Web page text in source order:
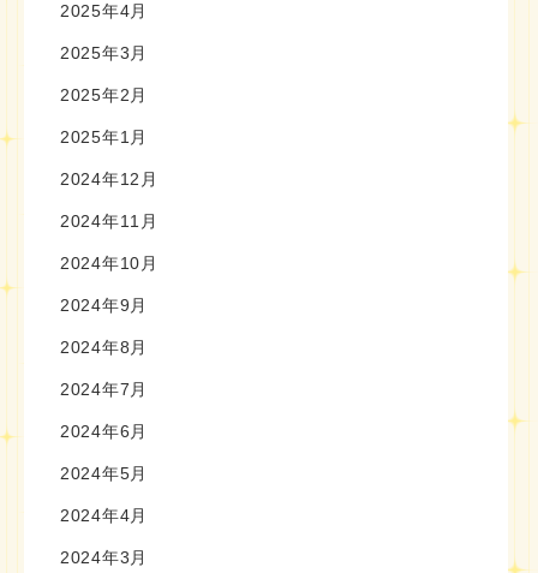
2025年4月
2025年3月
2025年2月
2025年1月
2024年12月
2024年11月
2024年10月
2024年9月
2024年8月
2024年7月
2024年6月
2024年5月
2024年4月
2024年3月